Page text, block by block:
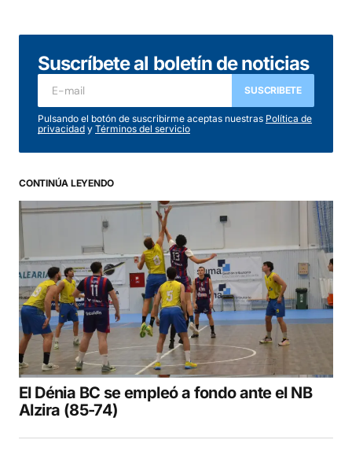
Suscríbete al boletín de noticias
SUSCRIBETE
Pulsando el botón de suscribirme aceptas nuestras Política de
privacidad y Términos del servicio
CONTINÚA LEYENDO
El Dénia BC se empleó a fondo ante el NB
Alzira (85-74)